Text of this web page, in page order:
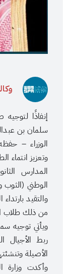
إنفاذًا
سلمان بن
الوزراء –
وتعزيز انتماء
المدارس
الوطني (الثوب
والتقيد
من ذلك طلاب
ويأتي توجيه
ربط الأجيال
الأصيلة
وأكدت وزارة